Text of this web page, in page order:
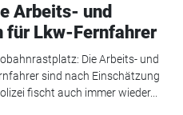
Arbeits- und
für Lkw-Fernfahrer
Die Arbeits- und
sind nach Einschätzung
fischt auch immer wieder...